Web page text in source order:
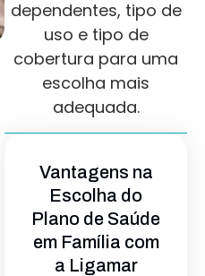
dependentes, tipo de
uso e tipo de
cobertura para uma
escolha mais
adequada.
Vantagens na
Escolha do
Plano de Saúde
em Família com
a Ligamar